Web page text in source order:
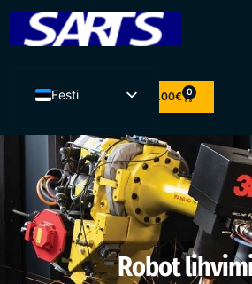
Eesti
Latviešu valoda
Lietuvių kalba
Suomi
0.00€ 0
Robot